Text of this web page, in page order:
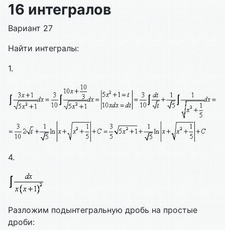
16 интегралов
Вариант 27
Найти интегралы:
1.
4.
Разложим подынтегральную дробь на простые
дроби: